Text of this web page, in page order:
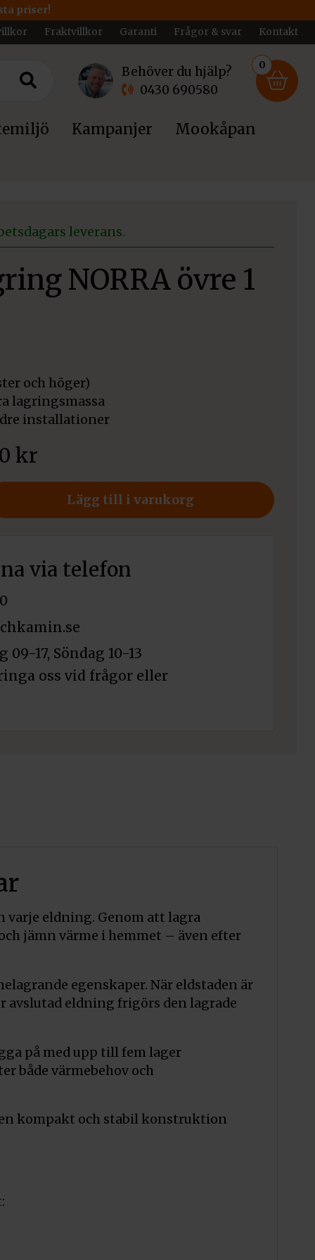
priser!
Fraktvillkor Garanti Frågor & svar Kontakt
Behöver du hjälp?
0430 690580
0
Kampanjer Mookåpan
leverans.
NORRA övre 1
och höger)
lagringsmassa
installationer
kr
Lägg till i varukorg
via telefon
17, Söndag 10-13
oss vid frågor eller
varje eldning. Genom att lagra
jämn värme i hemmet – även efter
egenskaper. När eldstaden är
avslutad eldning frigörs den lagrade
på med upp till fem lager
både värmebehov och
kompakt och stabil konstruktion